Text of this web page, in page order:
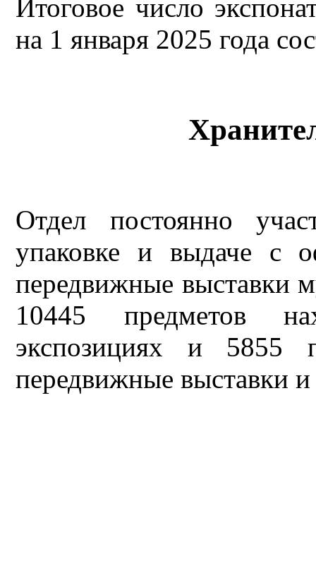
Итоговое число
на 1 января 2025 года
Отдел постоянно
упаковке и выдаче с
передвижные выставки
10445 предметов
экспозициях и 5855
передвижные выставки